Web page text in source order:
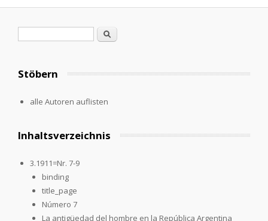
Suche
Stöbern
alle Autoren auflisten
Inhaltsverzeichnis
3.1911=Nr. 7-9
binding
title_page
Número 7
La antigüedad del hombre en la República Argentina